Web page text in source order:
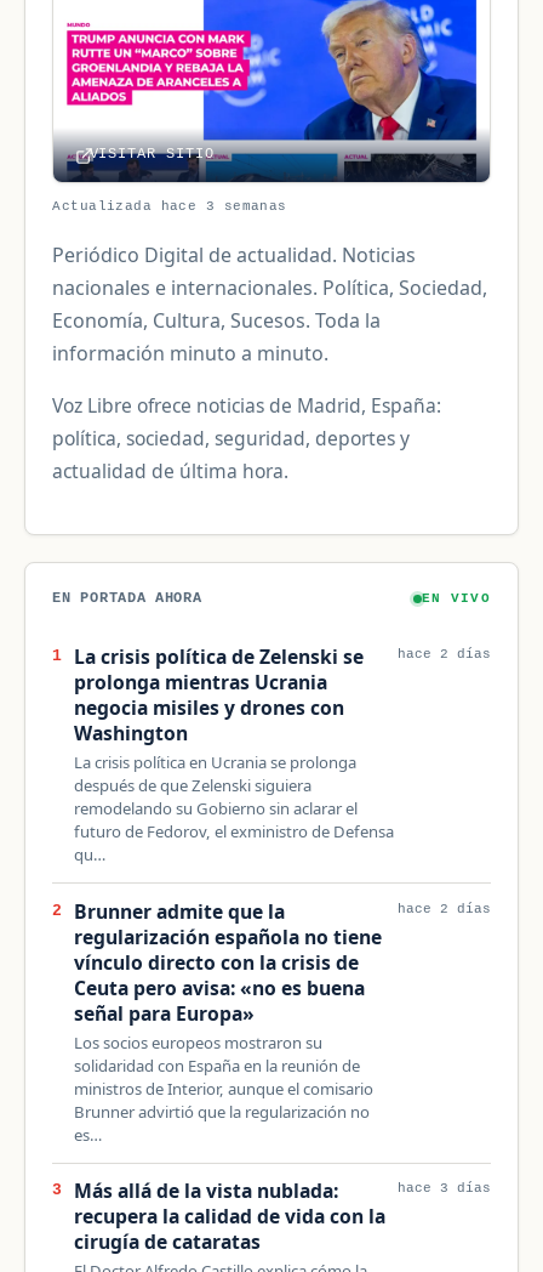
VISITAR SITIO
Actualizada hace 3 semanas
Periódico Digital de actualidad. Noticias
nacionales e internacionales. Política, Sociedad,
Economía, Cultura, Sucesos. Toda la
información minuto a minuto.
Voz Libre ofrece noticias de Madrid, España:
política, sociedad, seguridad, deportes y
actualidad de última hora.
EN PORTADA AHORA EN VIVO
1
La crisis política de Zelenski se
prolonga mientras Ucrania
negocia misiles y drones con
Washington
La crisis política en Ucrania se prolonga
después de que Zelenski siguiera
remodelando su Gobierno sin aclarar el
futuro de Fedorov, el exministro de Defensa
qu…
hace 2 días
2
Brunner admite que la
regularización española no tiene
vínculo directo con la crisis de
Ceuta pero avisa: «no es buena
señal para Europa»
Los socios europeos mostraron su
solidaridad con España en la reunión de
ministros de Interior, aunque el comisario
Brunner advirtió que la regularización no
es…
hace 2 días
3
Más allá de la vista nublada:
recupera la calidad de vida con la
cirugía de cataratas
hace 3 días